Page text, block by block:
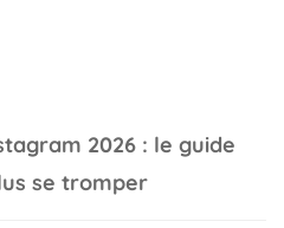
2026 : le guide
se tromper